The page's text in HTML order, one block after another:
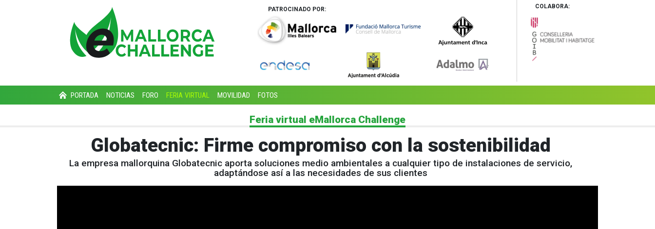
PATROCINADO POR: COLABORA:
PORTADA NOTICIAS FORO FERIA VIRTUAL MOVILIDAD FOTOS
Feria virtual eMallorca Challenge
Globatecnic: Firme compromiso con la sostenibilidad
La empresa mallorquina Globatecnic aporta soluciones medio ambientales a cualquier tipo de instalaciones de servicio,
adaptándose así a las necesidades de sus clientes